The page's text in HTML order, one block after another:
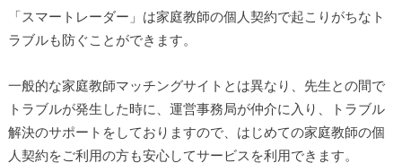
「スマートレーダー」は家庭教師の個人契約で起こりがちなト
ラブルも防ぐことができます。
一般的な家庭教師マッチングサイトとは異なり、先生との間で
トラブルが発生した時に、運営事務局が仲介に入り、トラブル
解決のサポートをしておりますので、はじめての家庭教師の個
人契約をご利用の方も安心してサービスを利用できます。